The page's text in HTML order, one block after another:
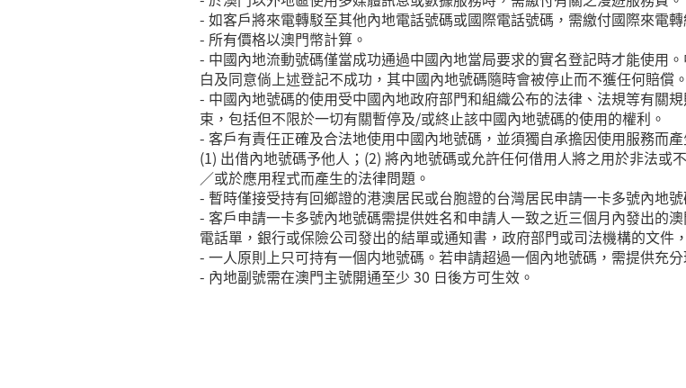
- 如客戶將來電轉駁至其他內地電話號碼或國際電話號碼，需繳付國際來電轉
- 所有價格以澳門幣計算。
- 中國內地流動號碼僅當成功通過中國內地當局要求的實名登記時才能使用
白及同意倘上述登記不成功，其中國內地號碼隨時會被停止而不獲任何賠償。
- 中國內地號碼的使用受中國內地政府部門和組織公布的法律、法規等有關
束，包括但不限於一切有關暫停及/或終止該中國內地號碼的使用的權利。
- 客戶有責任正確及合法地使用中國內地號碼，並須獨自承擔因使用服務而
(1) 出借內地號碼予他人；(2) 將內地號碼或允許任何借用人將之用於非法或
／或於應用程式而產生的法律問題。
- 暫時僅接受持有回鄉證的港澳居民或台胞證的台灣居民申請一卡多號內地號
- 客戶申請一卡多號內地號碼需提供姓名和申請人一致之近三個月內發出的
電話單，銀行或保險公司發出的結單或通知書，政府部門或司法機構的文件
- 一人原則上只可持有一個内地號碼。若申請超過一個內地號碼，需提供充
- 內地副號需在澳門主號開通至少 30 日後方可生效。